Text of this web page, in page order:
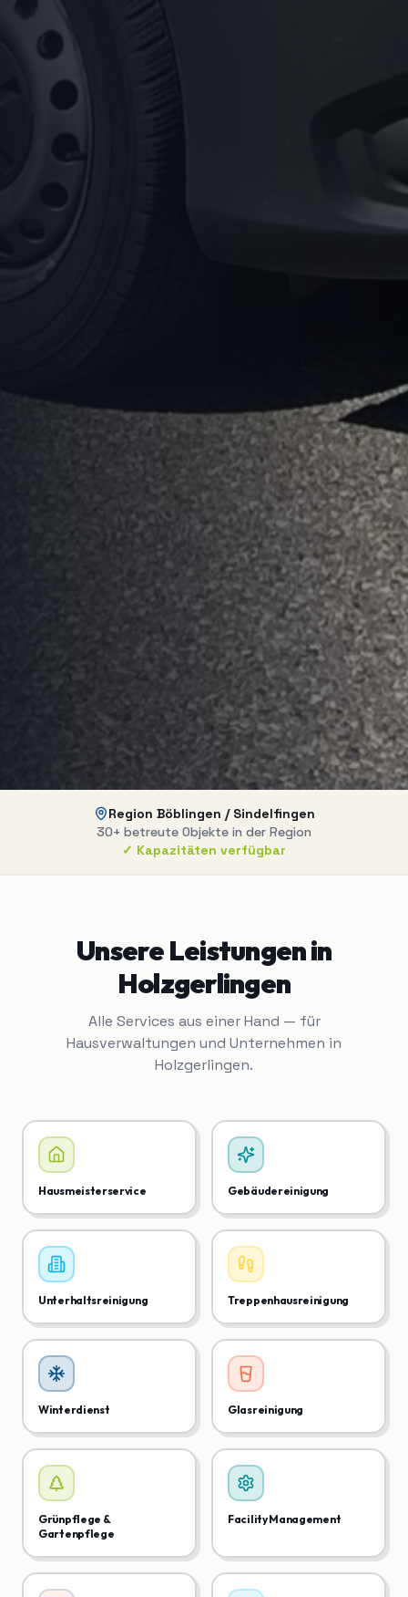
Region Böblingen / Sindelfingen
30+ betreute Objekte in der Region
✓ Kapazitäten verfügbar
Unsere Leistungen in
Holzgerlingen
Alle Services aus einer Hand — für
Hausverwaltungen und Unternehmen in
Holzgerlingen.
Hausmeisterservice Gebäudereinigung
Unterhaltsreinigung Treppenhausreinigung
Winterdienst Glasreinigung
Grünpflege &
Gartenpflege
Facility Management